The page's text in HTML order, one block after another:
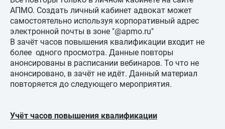
АПМО. Создать личный кабинет адвокат может
самостоятельно используя корпоративный адрес
электронной почты в зоне "@apmo.ru"
В зачёт часов повышения квалификации входит не
более одного просмотра. Данные повторы
анонсированы в расписании вебинаров. То что не
анонсировано, в зачёт не идёт. Данный материал
повторяется до следующего мероприятия.
Учёт часов повышения квалификации